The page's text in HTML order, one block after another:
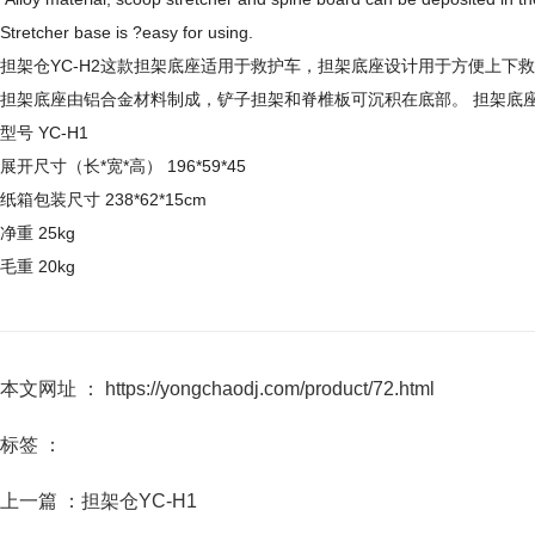
Stretcher base is ?easy for using.
担架仓YC-H2这款担架底座适用于救护车，担架底座设计用于方便上下救
担架底座由铝合金材料制成，铲子担架和脊椎板可沉积在底部。 担架底
型号 YC-H1
展开尺寸（长*宽*高） 196*59*45
纸箱包装尺寸 238*62*15cm
净重 25kg
毛重 20kg
本文网址 ： https://yongchaodj.com/product/72.html
标签 ：
上一篇 ： 担架仓YC-H1